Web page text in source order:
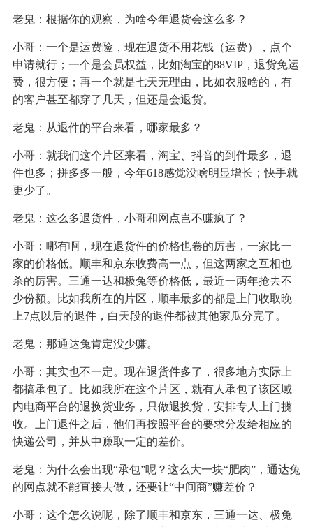
老鬼：根据你的观察，为啥今年退货会这么多？
小哥：一个是运费险，现在退货不用花钱（运费），点个
申请就行；一个是会员权益，比如淘宝的88VIP，退货免运
费，很方便；再一个就是七天无理由，比如衣服啥的，有
的客户甚至都穿了几天，但还是会退货。
老鬼：从退件的平台来看，哪家最多？
小哥：就我们这个片区来看，淘宝、抖音的到件最多，退
件也多；拼多多一般，今年618感觉没啥明显增长；快手就
更少了。
老鬼：这么多退货件，小哥和网点岂不赚疯了？
小哥：哪有啊，现在退货件的价格也卷的厉害，一家比一
家的价格低。顺丰和京东收费高一点，但这两家之互相也
杀的厉害。三通一达和极兔等价格低，最近一两年抢去不
少份额。比如我所在的片区，顺丰最多的都是上门收取晚
上7点以后的退件，白天段的退件都被其他家瓜分完了。
老鬼：那通达兔肯定没少赚。
小哥：其实也不一定。现在退货件多了，很多地方实际上
都搞承包了。比如我所在这个片区，就有人承包了该区域
内电商平台的退换货业务，只做退换货，安排专人上门揽
收。上门退件之后，他们再按照平台的要求分发给相应的
快递公司，并从中赚取一定的差价。
老鬼：为什么会出现“承包”呢？这么大一块“肥肉”，通达兔
的网点就不能直接去做，还要让“中间商”赚差价？
小哥：这个怎么说呢，除了顺丰和京东，三通一达、极兔